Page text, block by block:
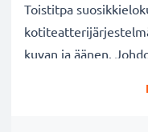
Toistitpa
kuvan ja äänen.